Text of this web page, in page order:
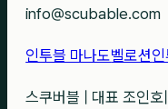
info@scubable.com
인투블 마나도벨로션
스쿠버블 대표 조인호